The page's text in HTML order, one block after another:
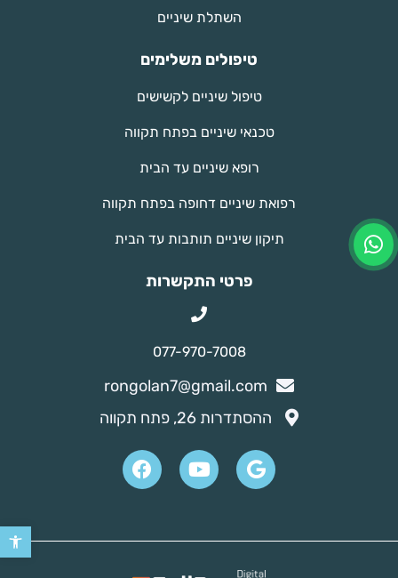
פתח
השתלת שיניים
טיפולים משלימים
טיפול שיניים לקשישים
טכנאי שיניים בפתח תקווה
רופא שיניים עד הבית
רפואת שיניים דחופה בפתח תקווה
תיקון שיניים תותבות עד הבית
פרטי התקשרות
077-970-7008
rongolan7@gmail.com
ההסתדרות 26, פתח תקווה